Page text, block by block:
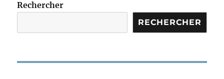
Rechercher
RECHERCHER